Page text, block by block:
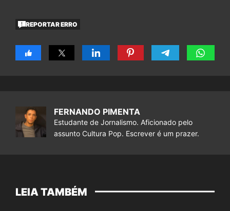
REPORTAR ERRO
FERNANDO PIMENTA
Estudante de Jornalismo. Aficionado pelo
assunto Cultura Pop. Escrever é um prazer.
LEIA TAMBÉM